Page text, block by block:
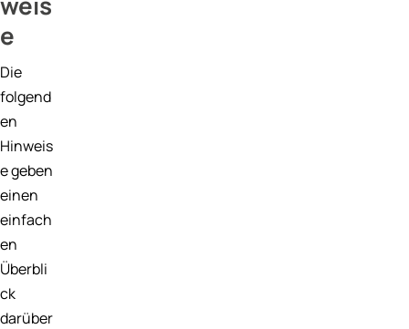
e
Die
folgend
en
Hinweis
e geben
einen
einfach
en
Überbli
ck
darüber